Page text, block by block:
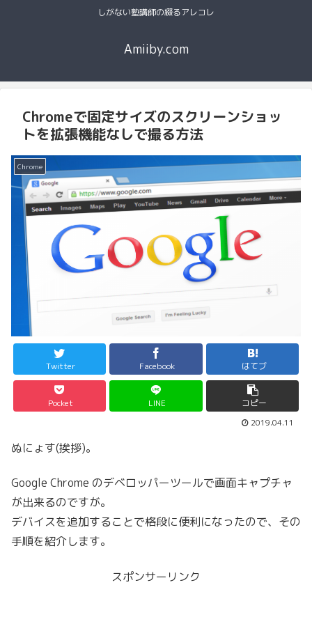
しがない塾講師の綴るアレコレ
Amiiby.com
Chromeで固定サイズのスクリーンショッ
トを拡張機能なしで撮る方法
Chrome
Twitter Facebook はてブ
Pocket LINE コピー
2019.04.11
ぬにょす(挨拶)。
Google Chrome のデベロッパーツールで画面キャプチャ
が出来るのですが。
デバイスを追加することで格段に便利になったので、その
手順を紹介します。
スポンサーリンク